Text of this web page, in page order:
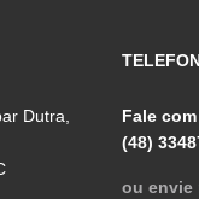
Dutra,
Fale
(48)
ou envie